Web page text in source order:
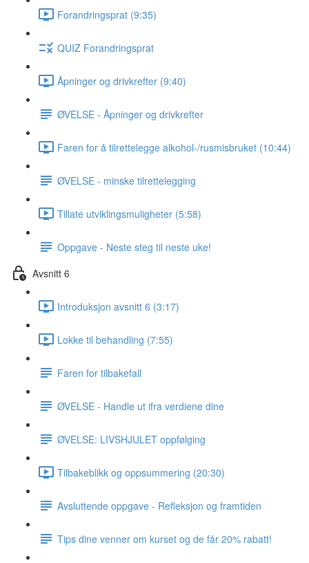
Forandringsprat (9:35)
QUIZ Forandringsprat
Åpninger og drivkrefter (9:40)
ØVELSE - Åpninger og drivkrefter
Faren for å tilrettelegge alkohol-/rusmisbruket (10:44)
ØVELSE - minske tilrettelegging
Tillate utviklingsmuligheter (5:58)
Oppgave - Neste steg til neste uke!
Avsnitt 6
Introduksjon avsnitt 6 (3:17)
Lokke til behandling (7:55)
Faren for tilbakefall
ØVELSE - Handle ut ifra verdiene dine
ØVELSE: LIVSHJULET oppfølging
Tilbakeblikk og oppsummering (20:30)
Avsluttende oppgave - Refleksjon og framtiden
Tips dine venner om kurset og de får 20% rabatt!